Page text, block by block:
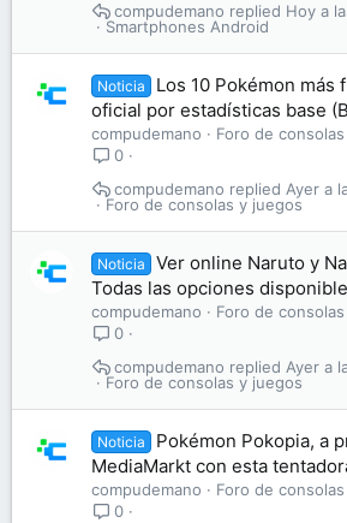
Smartphones Android
Hoy a
compudemano
Noticia
Los 10 Pokémon más
oficial por estadísticas base
compudemano
Foro de
0
Foro de consolas y juegos
Ayer a
compudemano
Noticia
Ver online Naruto y
Todas las opciones
compudemano
Foro de
0
Foro de consolas y juegos
Ayer a
compudemano
Noticia
Pokémon Pokopia, a
MediaMarkt con esta
compudemano
Foro de
0